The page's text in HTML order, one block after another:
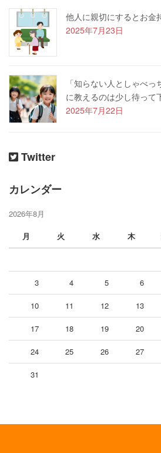
他人に親切にするとお金
2025年7月23日
「知らない人としゃべ
に教えるのは少し待って
2025年7月22日
Twitter
カレンダー
2026年8月
月
火 水 木
3 4 5 6
10 11 12 13
17 18 19 20
24 25 26 27
31